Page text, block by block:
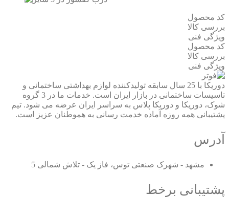
کد محصول
بررسی کالا
ویژگی فنی
کد محصول
بررسی کالا
ویژگی فنی
دوریکا با 25 سال سابقه تولیدکننده لوازم بهداشتی ساختمانی و
تاسیسات ساختمانی در بازار ایران است. خدمات ما در 3 گروه
شوک، دوریکا و دوریکا پلاس به سراسر ایران عرضه می شود. تیم
پشتیبانی همه روزه آماده خدمت رسانی به هموطنان عزیز است.
آدرس
مشهد - شهرک صنعتی توس، فاز یک - تلاش شمالی 5
پشتیبانی برخط